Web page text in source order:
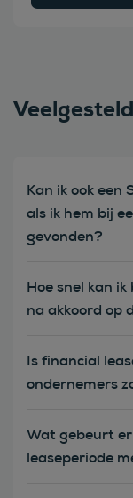
Kan ik ook een
als ik hem bij
gevonden?
Hoe snel kan
na akkoord op
Is financial
ondernemers
Wat gebeurt
leaseperiode